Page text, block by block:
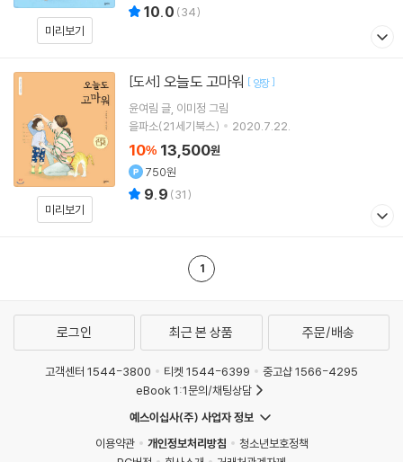
미리보기
10.0 (34)
미리보기
[도서] 오늘도 고마워 [ 양장]
윤여림 글 이미정 그림
을파소(21세기북스)
2020.7.22.
10% 13,500원
750원
9.9 (31)
1
로그인 최근 본 상품 주문/배송
고객센터 1544-3800 티켓 1544-6399
중고샵 1566-4295
eBook 1:1문의/채팅상담
예스이십사(주) 사업자 정보
이용약관
개인정보처리방침
청소년보호정책